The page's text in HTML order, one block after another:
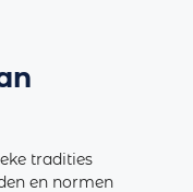
tradities
en normen